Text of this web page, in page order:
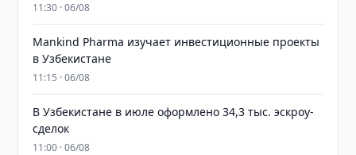
11:30 · 06/08
Mankind Pharma изучает инвестиционные проекты
в Узбекистане
11:15 · 06/08
В Узбекистане в июле оформлено 34,3 тыс. эскроу-
сделок
11:00 · 06/08